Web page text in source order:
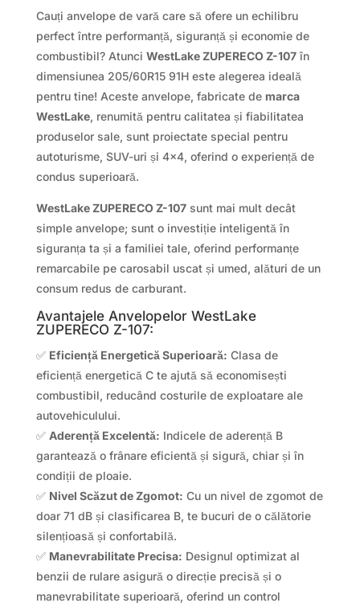
Cauți anvelope de vară care să ofere un echilibru
perfect între performanță, siguranță și economie de
combustibil? Atunci WestLake ZUPERECO Z-107în
dimensiunea 205/60R15 91H este alegerea ideală
pentru tine! Aceste anvelope, fabricate de marca
WestLake, renumită pentru calitatea și fiabilitatea
produselor sale, sunt proiectate special pentru
autoturisme, SUV-uri și 4×4, oferind o experiență de
condus superioară.
WestLake ZUPERECO Z-107sunt mai mult decât
simple anvelope; sunt o investiție inteligentă în
siguranța ta și a familiei tale, oferind performanțe
remarcabile pe carosabil uscat și umed, alături de un
consum redus de carburant.
Avantajele Anvelopelor WestLake
ZUPERECO Z-107:
✅ Eficiență Energetică Superioară: Clasa de
eficiență energetică C te ajută să economisești
combustibil, reducând costurile de exploatare ale
autovehiculului.
✅ Aderență Excelentă: Indicele de aderență B
garantează o frânare eficientă și sigură, chiar și în
condiții de ploaie.
✅ Nivel Scăzut de Zgomot: Cu un nivel de zgomot de
doar 71 dB și clasificarea B, te bucuri de o călătorie
silențioasă și confortabilă.
✅ Manevrabilitate Precisa: Designul optimizat al
benzii de rulare asigură o direcție precisă și o
manevrabilitate superioară, oferind un control